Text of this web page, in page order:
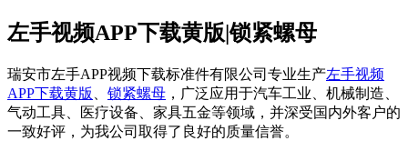
左手视频APP下载黄版|锁紧螺母
瑞安市左手APP视频下载标准件有限公司专业生产左手视频
APP下载黄版
锁紧螺母 ，广泛应用于汽车工业、机械制造、
气动工具、医疗设备、家具五金等领域，并深受国内外客户的
一致好评，为我公司取得了良好的质量信誉。